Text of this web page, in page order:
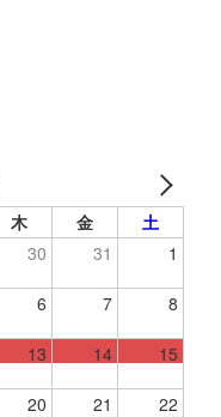
木 金
土
30 31 1
6 7 8
13 14 15
20 21 22